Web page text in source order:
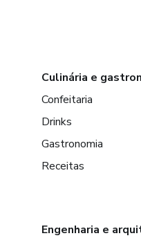
Culinária e
Confeitaria
Drinks
Gastronomia
Receitas
Engenharia e